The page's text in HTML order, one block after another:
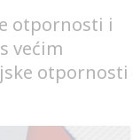
otpornosti i
većim
otpornosti